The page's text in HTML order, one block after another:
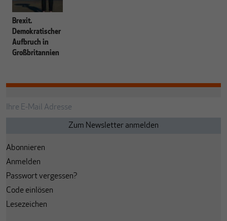
Brexit.
Demokratischer
Aufbruch in
Großbritannien
Abonnieren
Anmelden
Passwort vergessen?
Code einlösen
Lesezeichen